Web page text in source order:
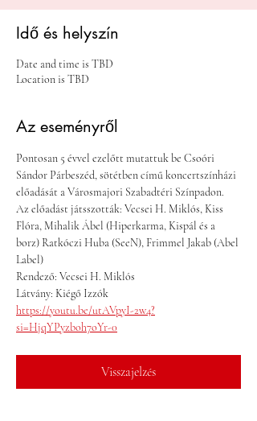
Idő és helyszín
Date and time is TBD
Location is TBD
Az eseményről
Pontosan 5 évvel ezelőtt mutattuk be Csoóri
Sándor Párbeszéd, sötétben című koncertszínházi
előadását a Városmajori Szabadtéri Színpadon.
Az előadást játsszották: Vecsei H. Miklós, Kiss
Flóra, Mihalik Ábel (Hiperkarma, Kispál és a
borz) Ratkóczi Huba (SeeN), Frimmel Jakab (Abel
Label)
Rendező: Vecsei H. Miklós
Látvány: Kiégő Izzók
https://youtu.be/utAVpyI-2w4?
si=HjqYPyzboh7oYr-0
Visszajelzés